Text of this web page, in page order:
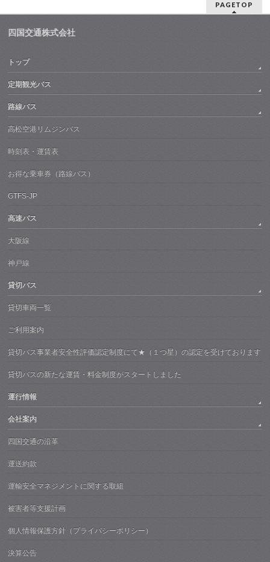
PAGETOP
四国交通株式会社
トップ
定期観光バス
路線バス
高松空港リムジンバス
時刻表・運賃表
お得な乗車券（路線バス）
GTFS-JP
高速バス
大阪線
神戸線
貸切バス
貸切車両一覧
ご利用案内
貸切バス事業者安全性評価認定制度にて★（１つ星）の認定を受けております
貸切バスの新たな運賃・料金制度がスタートしました
運行情報
会社案内
四国交通の沿革
運送約款
運輸安全マネジメントに関する取組
被害者等支援計画
個人情報保護方針（プライバシーポリシー）
決算公告